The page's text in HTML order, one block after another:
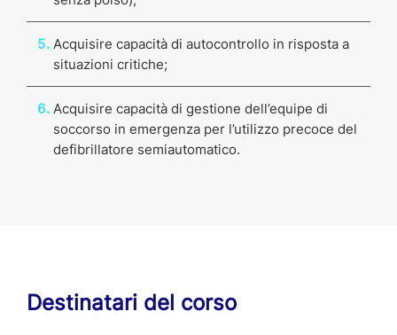
Acquisire capacità di autocontrollo in risposta a
situazioni critiche;
Acquisire capacità di gestione dell’equipe di
soccorso in emergenza per l’utilizzo precoce del
defibrillatore semiautomatico.
Destinatari del corso